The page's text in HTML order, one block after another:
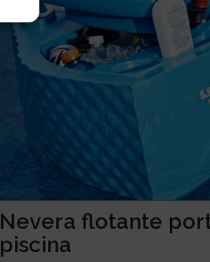
Nevera flotante
piscina